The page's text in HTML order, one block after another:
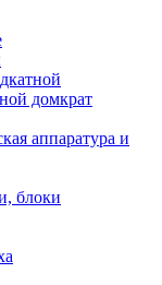
домкрат
аппаратура и
блоки